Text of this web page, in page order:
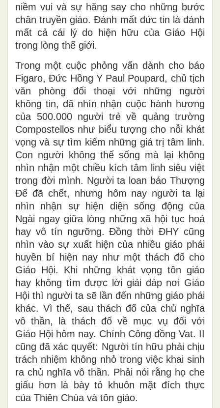
niềm vui và sự hăng say cho những bước
chân truyền giáo. Đánh mất đức tin là đánh
mất cả cái lý do hiện hữu của Giáo Hội
trong lòng thế giới.
Trong một cuộc phỏng vấn dành cho báo
Figaro, Đức Hồng Y Paul Poupard, chủ tịch
văn phòng đối thoại với những người
không tin, đã nhìn nhận cuộc hành hương
của 500.000 người trẻ về quảng trường
Compostellos như biểu tượng cho nỗi khát
vọng và sự tìm kiếm những giá trị tâm linh.
Con người không thể sống mà lại không
nhìn nhận một chiều kích tâm linh siêu việt
trong đời mình. Người ta loan báo Thượng
Đế đã chết, nhưng hôm nay người ta lại
nhìn nhận sự hiện diện sống động của
Ngài ngay giữa lòng những xã hội tục hoá
hay vô tín ngưỡng. Đồng thời ĐHY cũng
nhìn vào sự xuất hiện của nhiều giáo phái
huyền bí hiện nay như một thách đố cho
Giáo Hội. Khi những khát vọng tôn giáo
hay không tìm được lời giải đáp nơi Giáo
Hội thì người ta sẽ lần đến những giáo phái
khác. Vì thế, sau thách đố của chủ nghĩa
vô thần, là thách đố về mục vụ đối với
Giáo Hội hôm nay. Chính Công đồng Vat. II
cũng đã xác quyết: Người tín hữu phải chịu
trách nhiệm không nhỏ trong việc khai sinh
ra chủ nghĩa vô thần. Phải nói rằng họ che
giấu hơn là bày tỏ khuôn mặt đích thực
của Thiên Chúa và tôn giáo.